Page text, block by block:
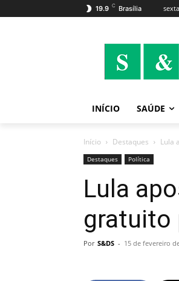
19.9 C Brasília
INÍCIO SAÚDE
Início Destaques Lula
Destaques Política
Lula
gratuito
Por S&DS - 15 de fevereiro